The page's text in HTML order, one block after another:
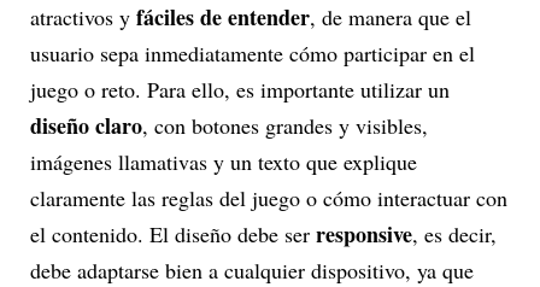
atractivos y fáciles de entender, de manera que el
usuario sepa inmediatamente cómo participar en el
juego o reto. Para ello, es importante utilizar un
diseño claro, con botones grandes y visibles,
imágenes llamativas y un texto que explique
claramente las reglas del juego o cómo interactuar con
el contenido. El diseño debe ser responsive, es decir,
debe adaptarse bien a cualquier dispositivo, ya que